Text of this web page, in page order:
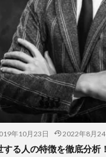
年10月23日 2022年8月24
する人の特徴を徹底分析